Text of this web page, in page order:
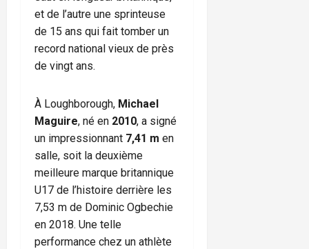
et de l’autre une sprinteuse
de 15 ans qui fait tomber un
record national vieux de près
de vingt ans.
À Loughborough, Michael
Maguire, né en 2010, a signé
un impressionnant 7,41 m en
salle, soit la deuxième
meilleure marque britannique
U17 de l’histoire derrière les
7,53 m de Dominic Ogbechie
en 2018. Une telle
performance chez un athlète